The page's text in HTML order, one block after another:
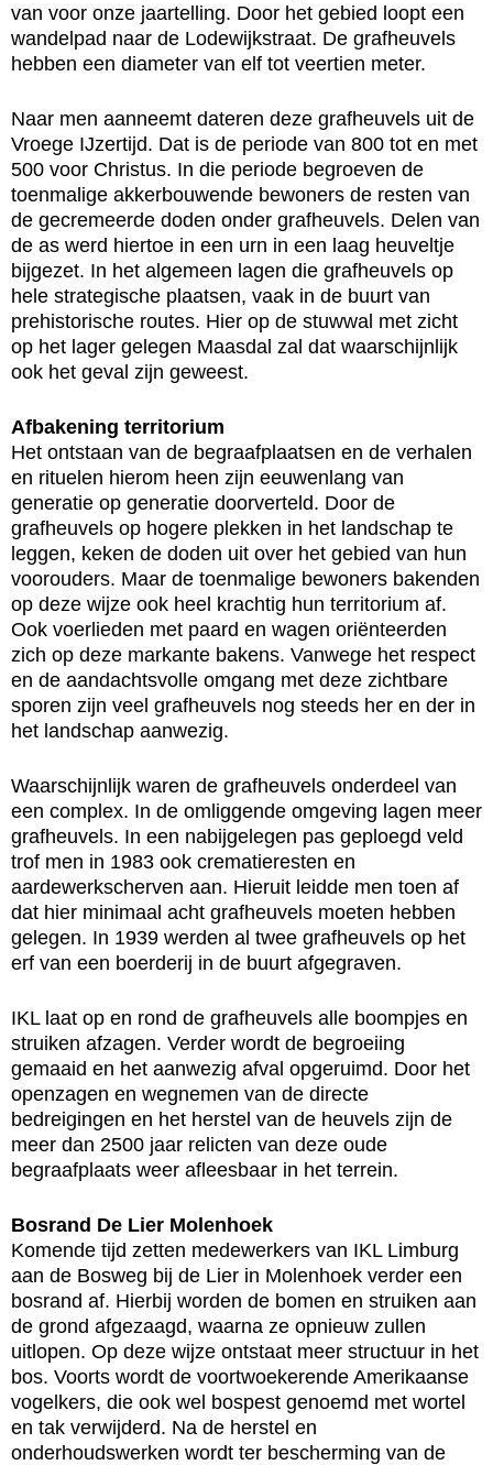
van voor onze jaartelling. Door het gebied loopt een
wandelpad naar de Lodewijkstraat. De grafheuvels
hebben een diameter van elf tot veertien meter.
Naar men aanneemt dateren deze grafheuvels uit de
Vroege IJzertijd. Dat is de periode van 800 tot en met
500 voor Christus. In die periode begroeven de
toenmalige akkerbouwende bewoners de resten van
de gecremeerde doden onder grafheuvels. Delen van
de as werd hiertoe in een urn in een laag heuveltje
bijgezet. In het algemeen lagen die grafheuvels op
hele strategische plaatsen, vaak in de buurt van
prehistorische routes. Hier op de stuwwal met zicht
op het lager gelegen Maasdal zal dat waarschijnlijk
ook het geval zijn geweest.
Afbakening territorium
Het ontstaan van de begraafplaatsen en de verhalen
en rituelen hierom heen zijn eeuwenlang van
generatie op generatie doorverteld. Door de
grafheuvels op hogere plekken in het landschap te
leggen, keken de doden uit over het gebied van hun
voorouders. Maar de toenmalige bewoners bakenden
op deze wijze ook heel krachtig hun territorium af.
Ook voerlieden met paard en wagen oriënteerden
zich op deze markante bakens. Vanwege het respect
en de aandachtsvolle omgang met deze zichtbare
sporen zijn veel grafheuvels nog steeds her en der in
het landschap aanwezig.
Waarschijnlijk waren de grafheuvels onderdeel van
een complex. In de omliggende omgeving lagen meer
grafheuvels. In een nabijgelegen pas geploegd veld
trof men in 1983 ook crematieresten en
aardewerkscherven aan. Hieruit leidde men toen af
dat hier minimaal acht grafheuvels moeten hebben
gelegen. In 1939 werden al twee grafheuvels op het
erf van een boerderij in de buurt afgegraven.
IKL laat op en rond de grafheuvels alle boompjes en
struiken afzagen. Verder wordt de begroeiing
gemaaid en het aanwezig afval opgeruimd. Door het
openzagen en wegnemen van de directe
bedreigingen en het herstel van de heuvels zijn de
meer dan 2500 jaar relicten van deze oude
begraafplaats weer afleesbaar in het terrein.
Bosrand De Lier Molenhoek
Komende tijd zetten medewerkers van IKL Limburg
aan de Bosweg bij de Lier in Molenhoek verder een
bosrand af. Hierbij worden de bomen en struiken aan
de grond afgezaagd, waarna ze opnieuw zullen
uitlopen. Op deze wijze ontstaat meer structuur in het
bos. Voorts wordt de voortwoekerende Amerikaanse
vogelkers, die ook wel bospest genoemd met wortel
en tak verwijderd. Na de herstel en
onderhoudswerken wordt ter bescherming van de